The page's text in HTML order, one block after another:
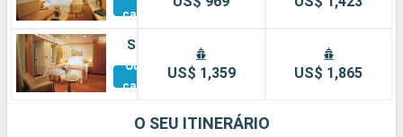
cabines
Suíte
Outras
cabines
US$ 1,359 US$ 1,865
O SEU ITINERÁRIO